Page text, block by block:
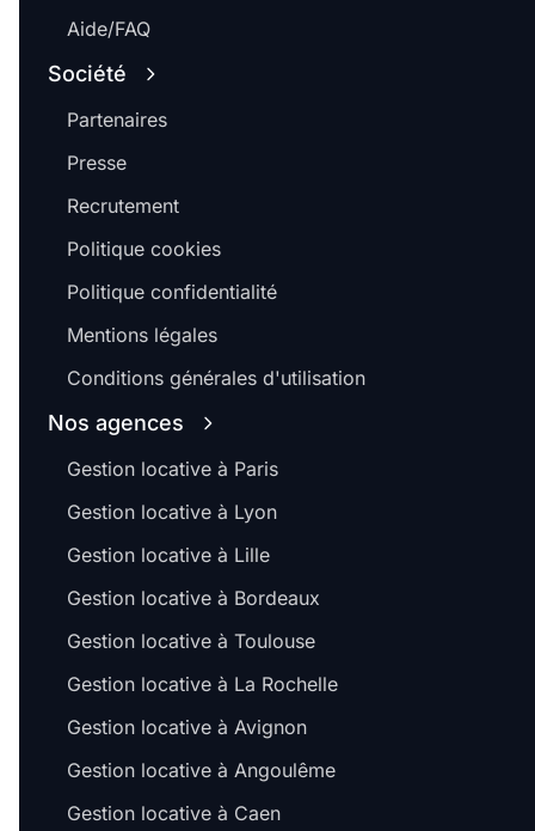
Aide/FAQ
Société
Partenaires
Presse
Recrutement
Politique cookies
Politique confidentialité
Mentions légales
Conditions générales d'utilisation
Nos agences
Gestion locative à Paris
Gestion locative à Lyon
Gestion locative à Lille
Gestion locative à Bordeaux
Gestion locative à Toulouse
Gestion locative à La Rochelle
Gestion locative à Avignon
Gestion locative à Angoulême
Gestion locative à Caen